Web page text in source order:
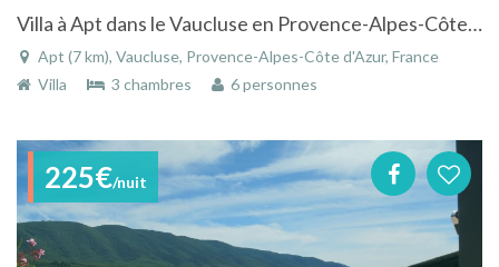
Villa à Apt dans le Vaucluse en Provence-Alpes-Côte d'Azur avec vue sur le Luberon
Apt (7 km), Vaucluse, Provence-Alpes-Côte d'Azur, France
Villa
3 chambres 6 personnes
225€/nuit